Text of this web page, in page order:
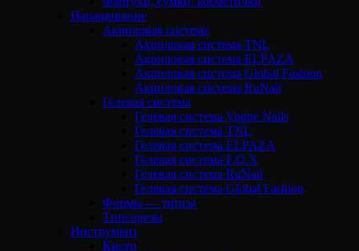
Наращивание
Акриловая система
Акриловая система TNL
Акриловая система ELPAZA
Акриловая система Global Fashion
Акриловая система RuNail
Гелевая система
Гелевая система Vogue Nails
Гелевая система TNL
Гелевая система ELPAZA
Гелевая система F.O.X
Гелевая система RuNail
Гелевая система Global Fashion
Формы — типсы
Типсорезы
Инструмент
Кисти